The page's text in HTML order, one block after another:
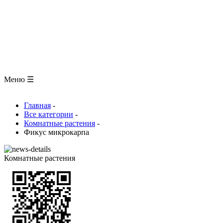
Меню ☰
Главная -
Все категории -
Комнатные растения -
Фикус микрокарпа
Комнатные растения